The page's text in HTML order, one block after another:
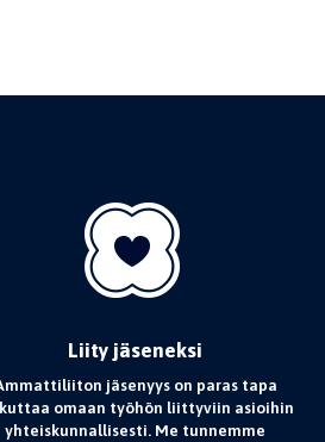
Liity jäseneksi
jäsenyys on paras tapa
omaan työhön liittyviin asioihin
yhteiskunnallisesti. Me tunnemme